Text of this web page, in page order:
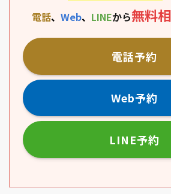
電話、 Web、 LINEから無料
電話予約
Web予約
LINE予約